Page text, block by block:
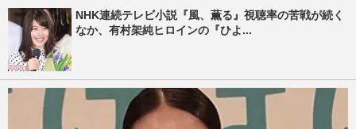
NHK連続テレビ小説『風、薫る』視聴率の苦戦が続く
なか、有村架純ヒロインの『ひよ...